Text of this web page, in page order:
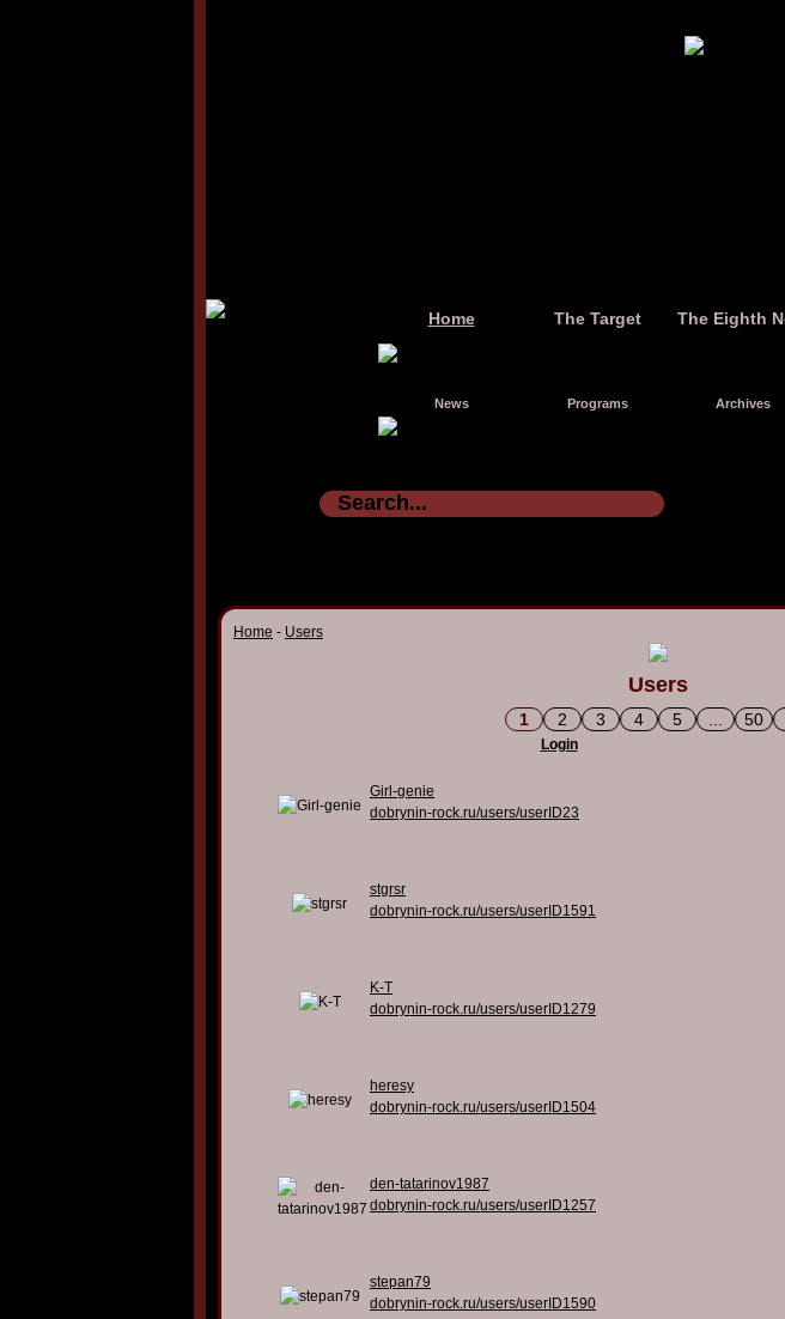
Home The Target The Eighth
News Programs Archives
Home - Users
Users
1 2 3 4 5 50
Login
Girl-genie
dobrynin-rock.ru/users/userID23
stgrsr
dobrynin-rock.ru/users/userID1591
K-T
dobrynin-rock.ru/users/userID1279
heresy
dobrynin-rock.ru/users/userID1504
den-tatarinov1987
dobrynin-rock.ru/users/userID1257
stepan79
dobrynin-rock.ru/users/userID1590